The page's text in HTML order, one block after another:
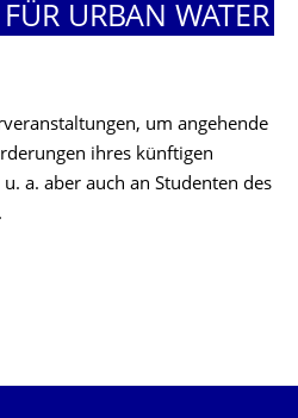
URBAN WATER
um angehende
ihres künftigen
a. aber auch an Studenten des